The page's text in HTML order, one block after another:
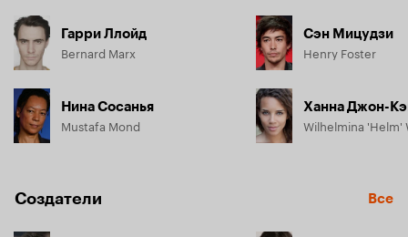
Гарри Ллойд
Bernard Marx
Нина Сосанья
Mustafa Mond
Сэн Мицудзи
Henry Foster
Ханна Джон-
Wilhelmina 'Helm'
Создатели Все